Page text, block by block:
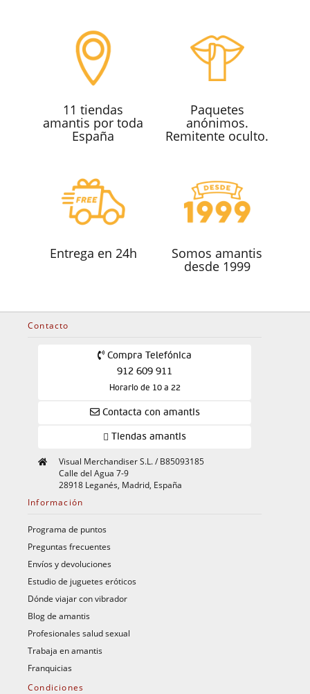
11 tiendas
amantis por toda
España
Paquetes
anónimos.
Remitente oculto.
Entrega en 24h Somos amantis
desde 1999
Contacto
Compra Telefónica
912 609 911
Horario de 10 a 22
Contacta con amantis
Tiendas amantis
Visual Merchandiser S.L. / B85093185
Calle del Agua 7-9
28918 Leganés, Madrid, España
Información
Programa de puntos
Preguntas frecuentes
Envíos y devoluciones
Estudio de juguetes eróticos
Dónde viajar con vibrador
Blog de amantis
Profesionales salud sexual
Trabaja en amantis
Franquicias
Condiciones